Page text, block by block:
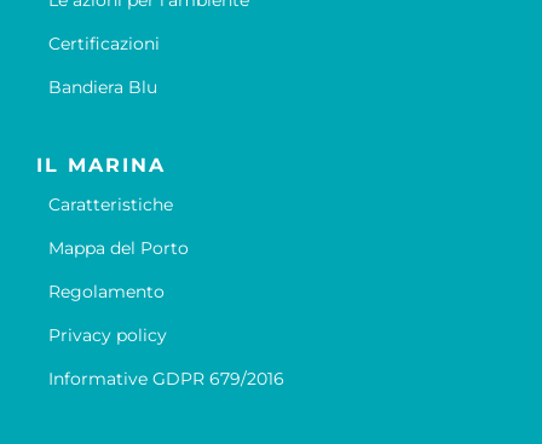
Certificazioni
Bandiera Blu
IL MARINA
Caratteristiche
Mappa del Porto
Regolamento
Privacy policy
Informative GDPR 679/2016